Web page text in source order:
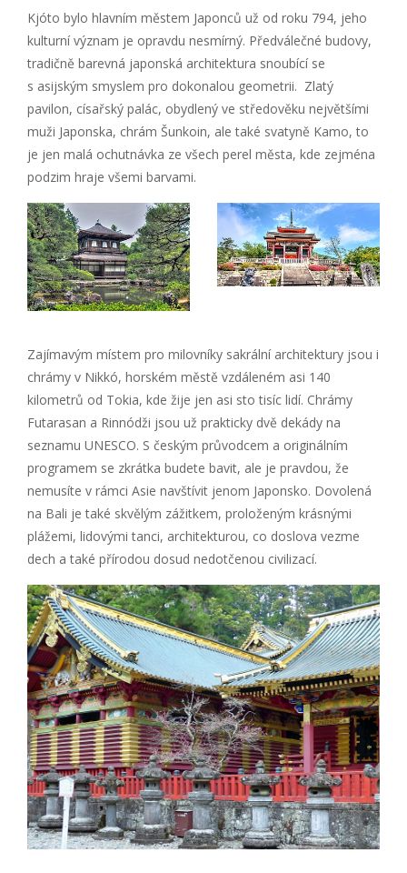
Kjóto bylo hlavním městem Japonců už od roku 794, jeho
kulturní význam je opravdu nesmírný. Předválečné budovy,
tradičně barevná japonská architektura snoubící se
s asijským smyslem pro dokonalou geometrii. Zlatý
pavilon, císařský palác, obydlený ve středověku největšími
muži Japonska, chrám Šunkoin, ale také svatyně Kamo, to
je jen malá ochutnávka ze všech perel města, kde zejména
podzim hraje všemi barvami.
Zajímavým místem pro milovníky sakrální architektury jsou i
chrámy v Nikkó, horském městě vzdáleném asi 140
kilometrů od Tokia, kde žije jen asi sto tisíc lidí. Chrámy
Futarasan a Rinnódži jsou už prakticky dvě dekády na
seznamu UNESCO. S českým průvodcem a originálním
programem se zkrátka budete bavit, ale je pravdou, že
nemusíte v rámci Asie navštívit jenom Japonsko. Dovolená
na Bali je také skvělým zážitkem, proloženým krásnými
plážemi, lidovými tanci, architekturou, co doslova vezme
dech a také přírodou dosud nedotčenou civilizací.